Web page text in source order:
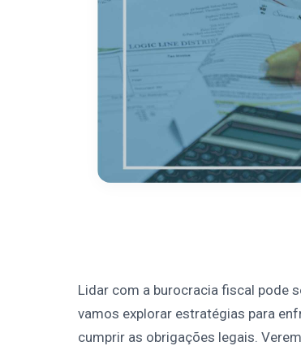
Lidar com a burocracia fiscal pode
vamos explorar estratégias para
cumprir as obrigações legais.